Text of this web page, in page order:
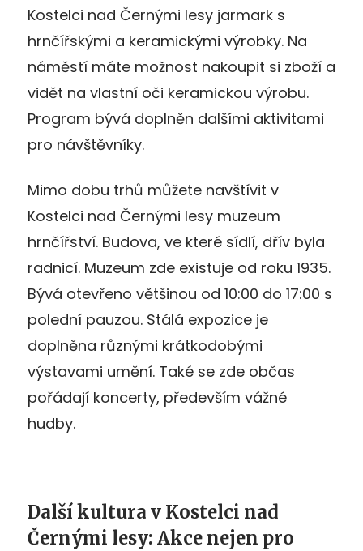
Kostelci nad Černými lesy jarmark s
hrnčířskými a keramickými výrobky. Na
náměstí máte možnost nakoupit si zboží a
vidět na vlastní oči keramickou výrobu.
Program bývá doplněn dalšími aktivitami
pro návštěvníky.
Mimo dobu trhů můžete navštívit v
Kostelci nad Černými lesy muzeum
hrnčířství. Budova, ve které sídlí, dřív byla
radnicí. Muzeum zde existuje od roku 1935.
Bývá otevřeno většinou od 10:00 do 17:00 s
polední pauzou. Stálá expozice je
doplněna různými krátkodobými
výstavami umění. Také se zde občas
pořádají koncerty, především vážné
hudby.
Další kultura v Kostelci nad
Černými lesy: Akce nejen pro